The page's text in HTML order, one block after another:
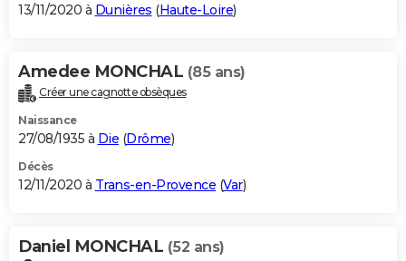
13/11/2020 à Dunières (Haute-Loire)
Amedee MONCHAL (85 ans)
Créer une cagnotte obsèques
Naissance
27/08/1935 à Die (Drôme)
Décès
12/11/2020 à Trans-en-Provence (Var)
Daniel MONCHAL (52 ans)